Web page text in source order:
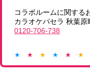
コラボルームに関する
カラオケパセラ 秋葉原
0120-706-738
★ ★ ★ ★ ★ ★